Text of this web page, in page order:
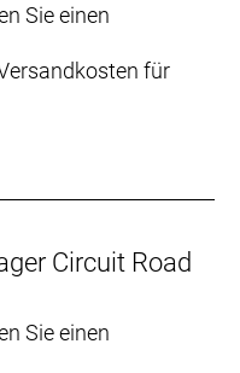
Sie einen
für
Circuit Road
Sie einen